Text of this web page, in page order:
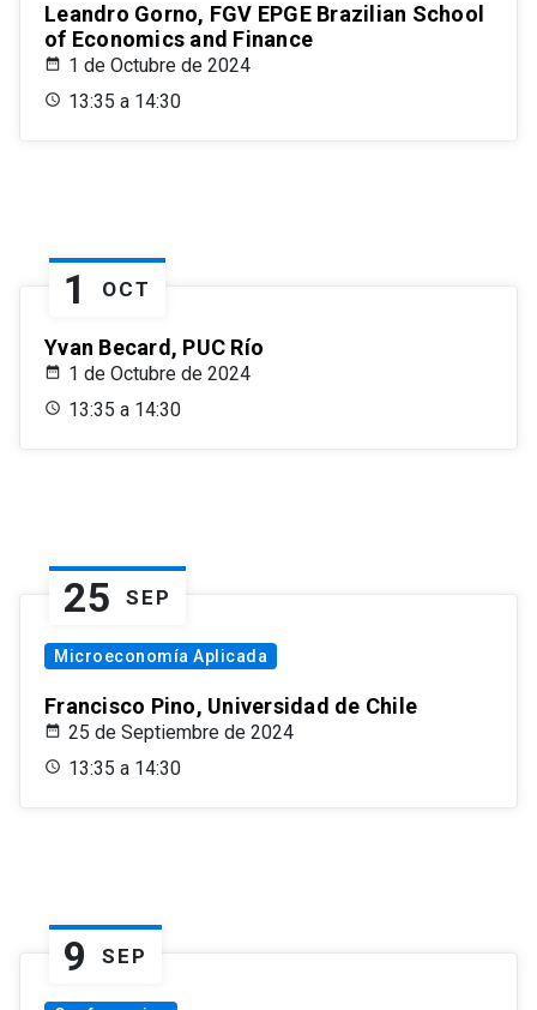
Leandro Gorno, FGV EPGE Brazilian School
of Economics and Finance
1 de Octubre de 2024
13:35 a 14:30
1 OCT
Yvan Becard, PUC Río
1 de Octubre de 2024
13:35 a 14:30
25 SEP
Microeconomía Aplicada
Francisco Pino, Universidad de Chile
25 de Septiembre de 2024
13:35 a 14:30
9 SEP